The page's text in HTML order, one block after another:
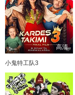
高清
小鬼特工队3